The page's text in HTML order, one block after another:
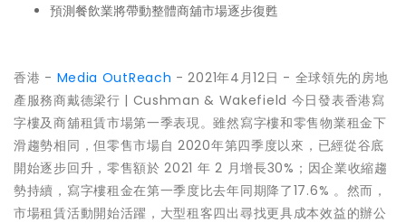
預測餐飲業將帶動整體商舖市場逐步復甦
香港 - Media OutReach - 2021年4月12日 - 全球領先的房地
產服務商戴德梁行 | Cushman & Wakefield 今日發表香港寫
字樓及商舖租賃市場第一季表現。雖然寫字樓和零售物業租金下
滑趨勢相同，但零售市場自 2020年第四季度以來，已經從谷底
開始逐步回升，零售額於 2021 年 2 月增長30%；因企業收縮趨
勢持續，寫字樓租金在第一季度比去年同期降了17.6% 。然而，
市場租賃活動開始活躍，大型租客四出尋找更具成本效益的辦公